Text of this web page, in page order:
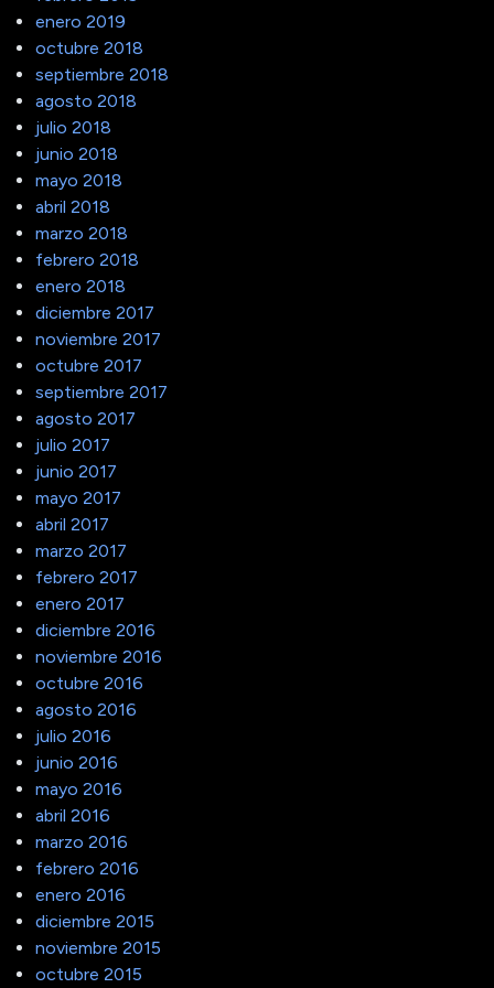
enero 2019
octubre 2018
septiembre 2018
agosto 2018
julio 2018
junio 2018
mayo 2018
abril 2018
marzo 2018
febrero 2018
enero 2018
diciembre 2017
noviembre 2017
octubre 2017
septiembre 2017
agosto 2017
julio 2017
junio 2017
mayo 2017
abril 2017
marzo 2017
febrero 2017
enero 2017
diciembre 2016
noviembre 2016
octubre 2016
agosto 2016
julio 2016
junio 2016
mayo 2016
abril 2016
marzo 2016
febrero 2016
enero 2016
diciembre 2015
noviembre 2015
octubre 2015